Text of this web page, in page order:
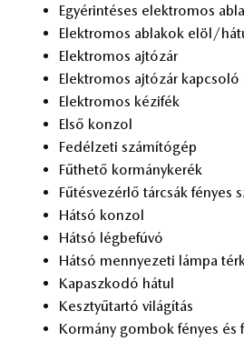
Egy­érin­té­ses elekt­ro­mos
Elekt­ro­mos ab­la­kok elöl/
Elekt­ro­mos aj­tó­zár
Elekt­ro­mos aj­tó­zár
Elekt­ro­mos ké­zi­fék
Első kon­zol
Fe­dél­ze­ti szá­mí­tó­gép
Fűt­he­tő kor­mány­ke­rék
Fű­tés­ve­zér­lő tár­csák fé­nyes
Hát­só kon­zol
Hát­só lég­be­fú­vó
Hát­só mennye­ze­ti lám­pa
Ka­pasz­ko­dó há­tul
Kesz­tyű­tar­tó vi­lá­gí­tás
Kor­mány gom­bok fé­nyes és